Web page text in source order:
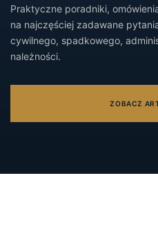
Praktyczne poradniki,
na najczęściej zadawane
cywilnego, spadkowego,
należności.
ZOBACZ